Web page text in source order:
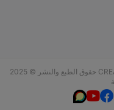
حقوق الطبع والنشر © 2025 CREALITY 3D (HK) TECHNOLOGY LIMITED جميع
